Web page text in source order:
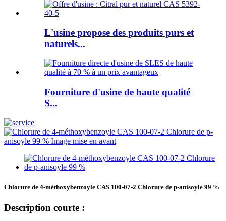
L'usine propose des produits purs et
naturels...
Fourniture d'usine de haute qualité
S...
Chlorure de 4-méthoxybenzoyle CAS 100-07-2 Chlorure de p-anisoyle 99 %
Description courte :